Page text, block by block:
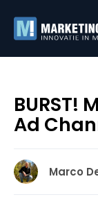
BURST!
Ad
Marco